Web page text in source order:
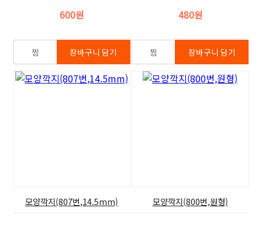
600원
480원
모양깍지(807번,14.5mm) 모양깍지(800번,원형)